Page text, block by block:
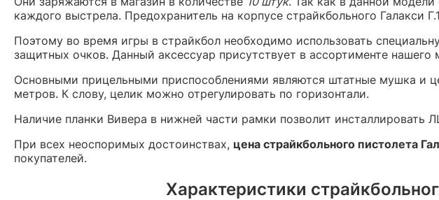
каждого выстрела. Предохранитель на корпусе страйкбольного Галакси
Поэтому во время игры в страйкбол необходимо использовать
защитных очков. Данный аксессуар присутствует в ассортименте нашего
Основными прицельными приспособлениями являются штатные мушка и
метров. К слову, целик можно отрегулировать по горизонтали.
Наличие планки Вивера в нижней части рамки позволит инсталлировать
При всех неоспоримых достоинствах, цена страйкбольного пистолета
покупателей.
Характеристики